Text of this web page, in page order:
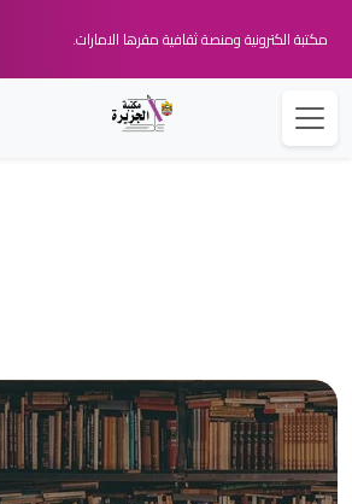
مكتبة الكترونية ومنصة ثقافية مقرها الامارات.